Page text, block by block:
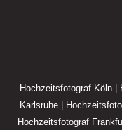
c
e
Hochzeitsfotograf Köln
Karlsruhe|
Hochzeitsfotograf